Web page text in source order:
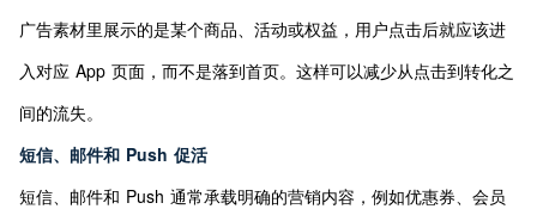
广告素材里展示的是某个商品、活动或权益，用户点击后就应该进
入对应 App 页面，而不是落到首页。这样可以减少从点击到转化之
间的流失。
短信、邮件和 Push 促活
短信、邮件和 Push 通常承载明确的营销内容，例如优惠券、会员